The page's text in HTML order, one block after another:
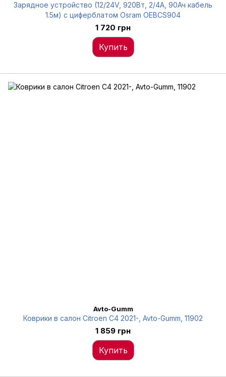
Зарядное устройство (12/24V, 920Вт, 2/4А, 90Ач кабель
1.5м) с циферблатом Osram OEBCS904
1 720 грн
Купить
Avto-Gumm
Коврики в салон Citroen C4 2021-, Avto-Gumm, 11902
1 859 грн
Купить